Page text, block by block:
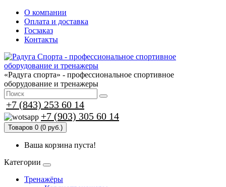
О компании
Оплата и доставка
Госзаказ
Контакты
«Радуга спорта» - профессиональное спортивное
оборудование и тренажеры
+7 (843) 253 60 14
+7 (903) 305 60 14
Товаров 0 (0 руб.)
Ваша корзина пуста!
Категории
Тренажёры